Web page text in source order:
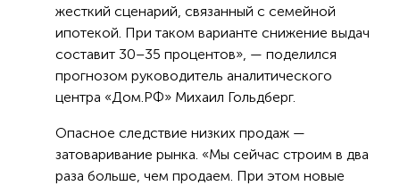
жесткий сценарий, связанный с семейной
ипотекой. При таком варианте снижение выдач
составит 30–35 процентов», — поделился
прогнозом руководитель аналитического
центра «Дом.РФ» Михаил Гольдберг.
Опасное следствие низких продаж —
затоваривание рынка. «Мы сейчас строим в два
раза больше, чем продаем. При этом новые